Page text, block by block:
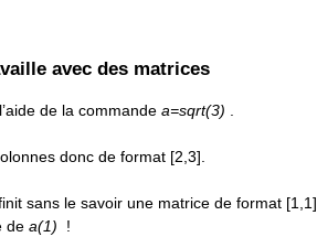
avec des matrices
de la commande a=sqrt(3)
donc de format [2,3].
sans le savoir une matrice de format [1,1].
de a(1) !